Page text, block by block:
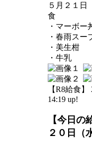
５月２１日
食
・マーボー
・春雨スー
・美生柑
・牛乳
【R8給食】
14:19 up!
【今日の
２０日（